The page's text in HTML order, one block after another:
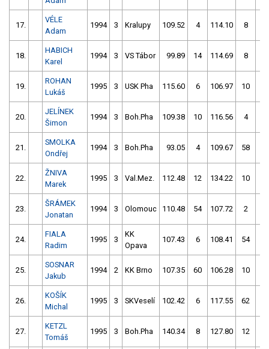
17.
VÉLE
Adam
1994 3 Kralupy 109.52 4 114.10 8
18.
HABICH
Karel
1994 3 VS Tábor 99.89 14 114.69 8
19.
ROHAN
Lukáš
1995 3 USK Pha 115.60 6 106.97 10
20.
JELÍNEK
Šimon
1994 3 Boh.Pha 109.38 10 116.56 4
21.
SMOLKA
Ondřej
1994 3 Boh.Pha 93.05 4 109.67 58
22.
ŽNIVA
Marek
1995 3 Val.Mez. 112.48 12 134.22 10
23.
ŠRÁMEK
Jonatan
1994 3 Olomouc 110.48 54 107.72 2
24.
FIALA
Radim
1995 3
KK
Opava
107.43 6 108.41 54
25.
SOSNAR
Jakub
1994 2 KK Brno 107.35 60 106.28 10
26.
KOŠÍK
Michal
1995 3 SKVeselí 102.42 6 117.55 62
27.
KETZL
Tomáš
1995 3 Boh.Pha 140.34 8 127.80 12